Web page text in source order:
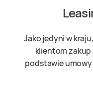
Jako jedyni w
klientom
podstawie